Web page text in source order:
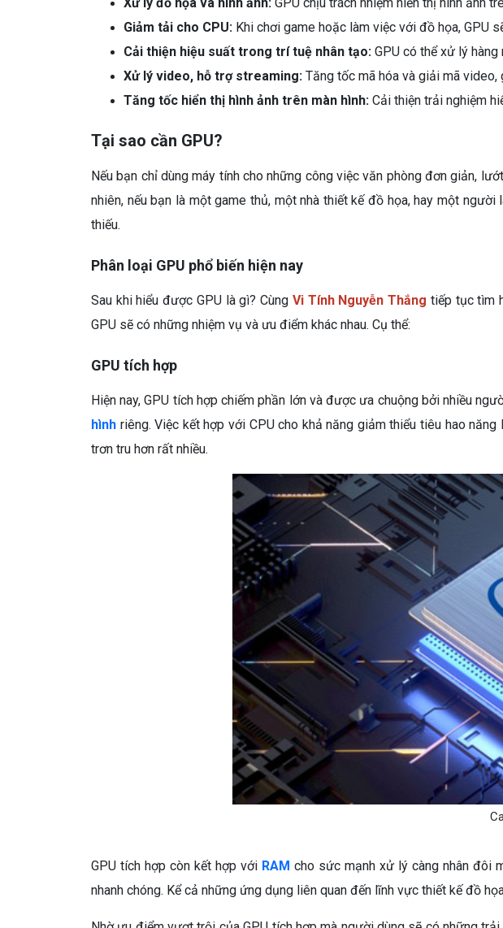
Giảm tải cho CPU: Khi chơi game hoặc làm việc với đồ họa, GPU
Cải thiện hiệu suất trong trí tuệ nhân tạo: GPU có thể xử lý
Xử lý video, hỗ trợ streaming: Tăng tốc mã hóa và giải mã
Tăng tốc hiển thị hình ảnh trên màn hình: Cải thiện trải nghiệm
Tại sao cần GPU?
Nếu bạn chỉ dùng máy tính cho những công việc văn phòng đơn giản,
nhiên, nếu bạn là một game thủ, một nhà thiết kế đồ họa, hay một
thiếu.
Phân loại GPU phổ biến hiện nay
Sau khi hiểu được GPU là gì? Cùng Vi Tính Nguyễn Thắng tiếp tục tìm
GPU sẽ có những nhiệm vụ và ưu điểm khác nhau. Cụ thể:
GPU tích hợp
Hiện nay, GPU tích hợp chiếm phần lớn và được ưa chuộng bởi nhiều
hình riêng. Việc kết hợp với CPU cho khả năng giảm thiểu tiêu hao
trơn tru hơn rất nhiều.
GPU tích hợp còn kết hợp với RAM cho sức mạnh xử lý càng nhân đôi
nhanh chóng. Kể cả những ứng dụng liên quan đến lĩnh vực thiết kế đồ